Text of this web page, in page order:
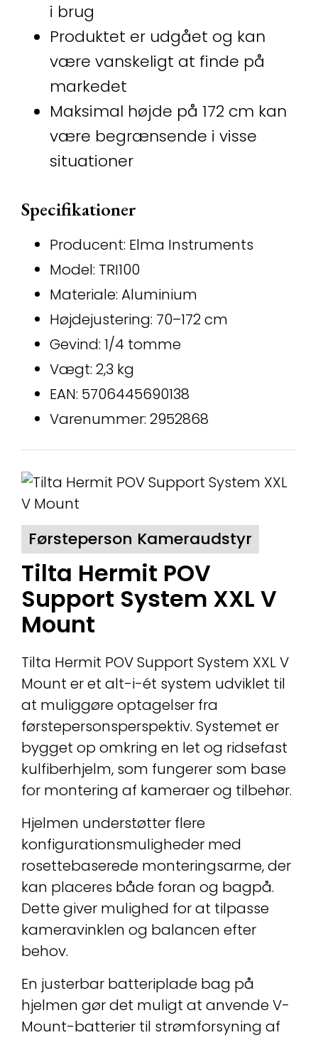
i brug
Produktet er udgået og kan
være vanskeligt at finde på
markedet
Maksimal højde på 172 cm kan
være begrænsende i visse
situationer
Specifikationer
Producent: Elma Instruments
Model: TRI100
Materiale: Aluminium
Højdejustering: 70–172 cm
Gevind: 1/4 tomme
Vægt: 2,3 kg
EAN: 5706445690138
Varenummer: 2952868
Førsteperson Kameraudstyr
Tilta Hermit POV
Support System XXL V
Mount
Tilta Hermit POV Support System XXL V
Mount er et alt-i-ét system udviklet til
at muliggøre optagelser fra
førstepersonsperspektiv. Systemet er
bygget op omkring en let og ridsefast
kulfiberhjelm, som fungerer som base
for montering af kameraer og tilbehør.
Hjelmen understøtter flere
konfigurationsmuligheder med
rosettebaserede monteringsarme, der
kan placeres både foran og bagpå.
Dette giver mulighed for at tilpasse
kameravinklen og balancen efter
behov.
En justerbar batteriplade bag på
hjelmen gør det muligt at anvende V-
Mount-batterier til strømforsyning af